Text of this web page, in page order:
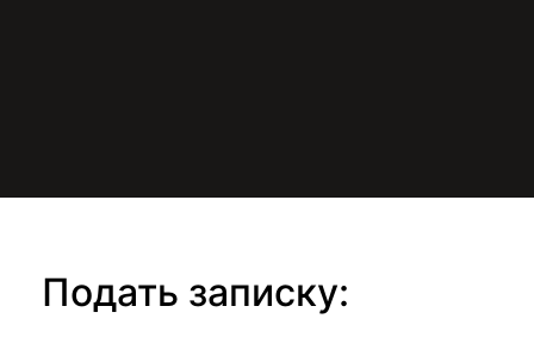
Подать записку: